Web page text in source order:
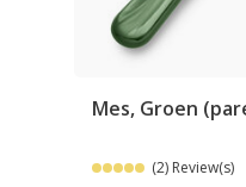
Mes, Groen
(2) Review(s)